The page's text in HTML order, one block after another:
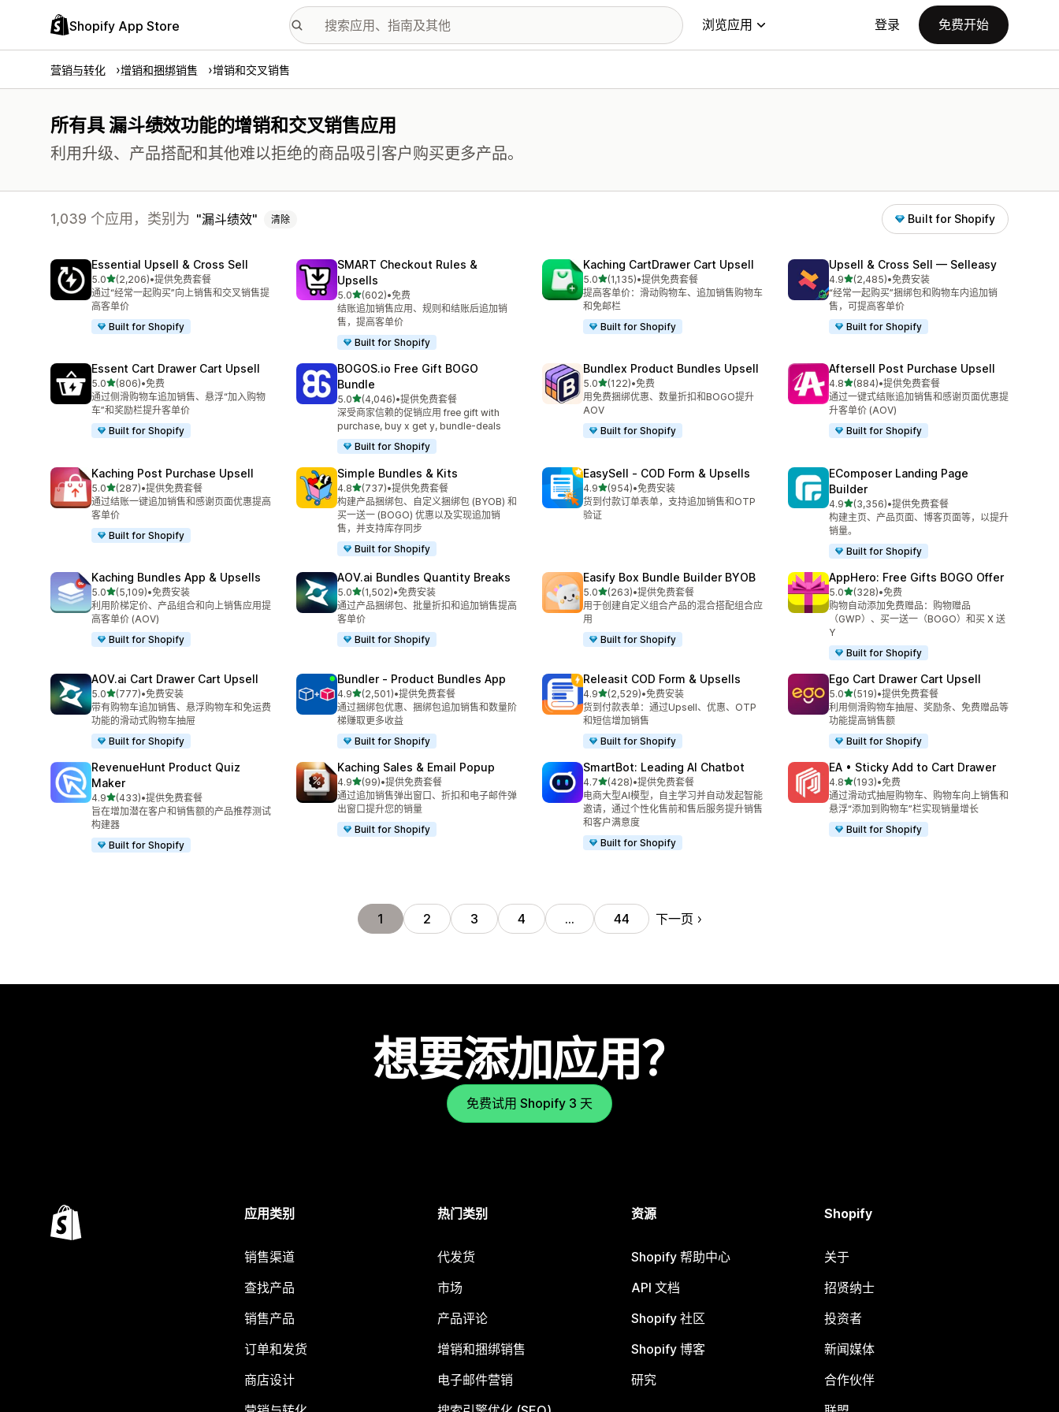
Shopify App Store 浏览应用 登录 免费开始
营销与转化 增销和捆绑销售 增销和交叉销售
所有具 漏斗绩效功能的增销和交叉销售应用
利用升级、产品搭配和其他难以拒绝的商品吸引客户购买更多产品。
1,039 个应用，类别为 漏斗绩效 清除 Built for Shopify
Essential Upsell & Cross Sell
5.0星（满分 5 星）
(2,206)
总共 2206 条评论
•提供免费套餐
通过“经常一起购买”向上销售和交叉销售提
高客单价
Built for Shopify
SMART Checkout Rules &
Upsells
5.0星（满分 5 星）
(602)
总共 602 条评论
•免费
结账追加销售应用、规则和结账后追加销
售，提高客单价
Built for Shopify
Kaching CartDrawer Cart Upsell
5.0星（满分 5 星）
(1,135)
总共 1135 条评论
•提供免费套餐
提高客单价：滑动购物车、追加销售购物车
和免邮栏
Built for Shopify
Upsell & Cross Sell — Selleasy
4.9星（满分 5 星）
(2,485)
总共 2485 条评论
•免费安装
“经常一起购买”捆绑包和购物车内追加销
售，可提高客单价
Built for Shopify
Essent Cart Drawer Cart Upsell
5.0星（满分 5 星）
(806)
总共 806 条评论
•免费
通过侧滑购物车追加销售、悬浮“加入购物
车”和奖励栏提升客单价
Built for Shopify
BOGOS.io Free Gift BOGO
Bundle
5.0星（满分 5 星）
(4,046)
总共 4046 条评论
•提供免费套餐
深受商家信赖的促销应用 free gift with
purchase, buy x get y, bundle-deals
Built for Shopify
Bundlex Product Bundles Upsell
5.0星（满分 5 星）
(122)
总共 122 条评论
•免费
用免费捆绑优惠、数量折扣和BOGO提升
AOV
Built for Shopify
Aftersell Post Purchase Upsell
4.8星（满分 5 星）
(884)
总共 884 条评论
•提供免费套餐
通过一键式结账追加销售和感谢页面优惠提
升客单价 (AOV)
Built for Shopify
Kaching Post Purchase Upsell
5.0星（满分 5 星）
(287)
总共 287 条评论
•提供免费套餐
通过结账一键追加销售和感谢页面优惠提高
客单价
Built for Shopify
Simple Bundles & Kits
4.8星（满分 5 星）
(737)
总共 737 条评论
•提供免费套餐
构建产品捆绑包、自定义捆绑包 (BYOB) 和
买一送一 (BOGO) 优惠以及实现追加销
售，并支持库存同步
Built for Shopify
EasySell ‑ COD Form & Upsells
4.9星（满分 5 星）
(954)
总共 954 条评论
•免费安装
货到付款订单表单，支持追加销售和OTP
验证
EComposer Landing Page
Builder
4.9星（满分 5 星）
(3,356)
总共 3356 条评论
•提供免费套餐
构建主页、产品页面、博客页面等，以提升
销量。
Built for Shopify
Kaching Bundles App & Upsells
5.0星（满分 5 星）
(5,109)
总共 5109 条评论
•免费安装
利用阶梯定价、产品组合和向上销售应用提
高客单价 (AOV)
Built for Shopify
AOV.ai Bundles Quantity Breaks
5.0星（满分 5 星）
(1,502)
总共 1502 条评论
•免费安装
通过产品捆绑包、批量折扣和追加销售提高
客单价
Built for Shopify
Easify Box Bundle Builder BYOB
5.0星（满分 5 星）
(263)
总共 263 条评论
•提供免费套餐
用于创建自定义组合产品的混合搭配组合应
用
Built for Shopify
AppHero: Free Gifts BOGO Offer
5.0星（满分 5 星）
(328)
总共 328 条评论
•免费
购物自动添加免费赠品：购物赠品
（GWP）、买一送一（BOGO）和买 X 送
Y
Built for Shopify
AOV.ai Cart Drawer Cart Upsell
5.0星（满分 5 星）
(777)
总共 777 条评论
•免费安装
带有购物车追加销售、悬浮购物车和免运费
功能的滑动式购物车抽屉
Built for Shopify
Bundler ‑ Product Bundles App
4.9星（满分 5 星）
(2,501)
总共 2501 条评论
•提供免费套餐
通过捆绑包优惠、捆绑包追加销售和数量阶
梯赚取更多收益
Built for Shopify
Releasit COD Form & Upsells
4.9星（满分 5 星）
(2,529)
总共 2529 条评论
•免费安装
货到付款表单：通过Upsell、优惠、OTP
和短信增加销售
Built for Shopify
Ego Cart Drawer Cart Upsell
5.0星（满分 5 星）
(519)
总共 519 条评论
•提供免费套餐
利用侧滑购物车抽屉、奖励条、免费赠品等
功能提高销售额
Built for Shopify
RevenueHunt Product Quiz
Maker
4.9星（满分 5 星）
(433)
总共 433 条评论
•提供免费套餐
旨在增加潜在客户和销售额的产品推荐测试
构建器
Built for Shopify
Kaching Sales & Email Popup
4.9星（满分 5 星）
(99)
总共 99 条评论
•提供免费套餐
通过追加销售弹出窗口、折扣和电子邮件弹
出窗口提升您的销量
Built for Shopify
SmartBot: Leading AI Chatbot
4.7星（满分 5 星）
(428)
总共 428 条评论
•提供免费套餐
电商大型AI模型，自主学习并自动发起智能
邀请，通过个性化售前和售后服务提升销售
和客户满意度
Built for Shopify
EA • Sticky Add to Cart Drawer
4.8星（满分 5 星）
(193)
总共 193 条评论
•免费
通过滑动式抽屉购物车、购物车向上销售和
悬浮“添加到购物车”栏实现销量增长
Built for Shopify
1 2 3 4 … 44 下一页
想要添加应用？
免费试用 Shopify 3 天
应用类别
销售渠道
查找产品
销售产品
订单和发货
商店设计
热门类别
代发货
市场
产品评论
增销和捆绑销售
电子邮件营销
资源
Shopify 帮助中心
API 文档
Shopify 社区
Shopify 博客
研究
Shopify
关于
招贤纳士
投资者
新闻媒体
合作伙伴